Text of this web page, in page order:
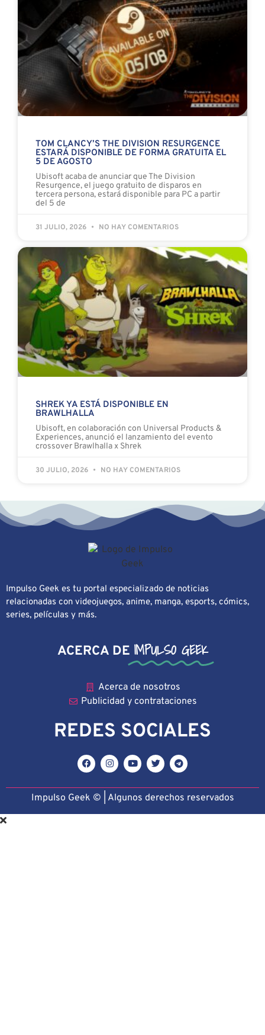
TOM CLANCY’S THE DIVISION RESURGENCE
ESTARÁ DISPONIBLE DE FORMA GRATUITA EL
5 DE AGOSTO
Ubisoft acaba de anunciar que The Division
Resurgence, el juego gratuito de disparos en
tercera persona, estará disponible para PC a partir
del 5 de
31 JULIO, 2026 NO HAY COMENTARIOS
SHREK YA ESTÁ DISPONIBLE EN
BRAWLHALLA
Ubisoft, en colaboración con Universal Products &
Experiences, anunció el lanzamiento del evento
crossover Brawlhalla x Shrek
30 JULIO, 2026 NO HAY COMENTARIOS
Impulso Geek es tu portal especializado de noticias
relacionadas con videojuegos, anime, manga, esports, cómics,
series, películas y más.
ACERCA DE IMPULSO GEEK
Acerca de nosotros
Publicidad y contrataciones
REDES SOCIALES
Impulso Geek © | Algunos derechos reservados